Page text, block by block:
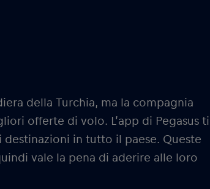
della Turchia, ma la compagnia
offerte di volo. L’app di Pegasus ti
in tutto il paese. Queste
vale la pena di aderire alle loro